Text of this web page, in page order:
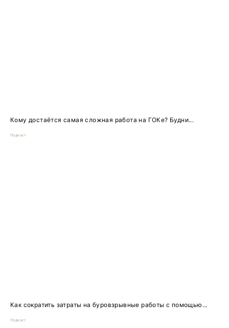
Кому достаётся самая сложная работа на ГОКе? Будни...
Подкаст
Как сократить затраты на буровзрывные работы с помощью...
Подкаст